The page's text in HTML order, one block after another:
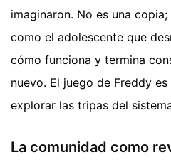
imaginaron. No es una
como el adolescente que
cómo funciona y termina
nuevo. El juego de Freddy
explorar las tripas del
La comunidad como